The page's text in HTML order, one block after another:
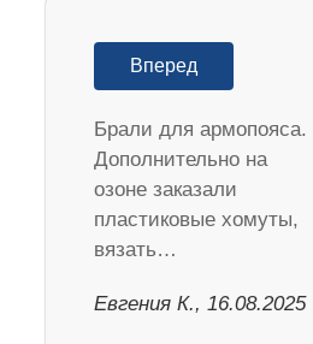
Вперед
Брали для армопояса.
Дополнительно на
озоне заказали
пластиковые хомуты,
вязать…
Евгения К., 16.08.2025